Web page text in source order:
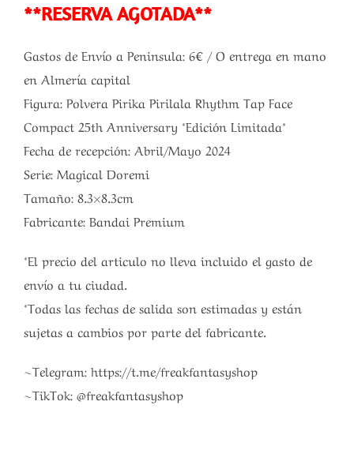
**RESERVA AGOTADA**
Gastos de Envío a Peninsula: 6€ / O entrega en mano
en Almería capital
Figura: Polvera Pirika Pirilala Rhythm Tap Face
Compact 25th Anniversary *Edición Limitada*
Fecha de recepción: Abril/Mayo 2024
Serie: Magical Doremi
Tamaño: 8.3×8.3cm
Fabricante: Bandai Premium
*El precio del articulo no lleva incluido el gasto de
envío a tu ciudad.
*Todas las fechas de salida son estimadas y están
sujetas a cambios por parte del fabricante.
~Telegram: https://t.me/freakfantasyshop
~TikTok: @freakfantasyshop